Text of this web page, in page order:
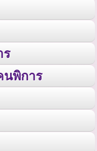
ร
พิการ